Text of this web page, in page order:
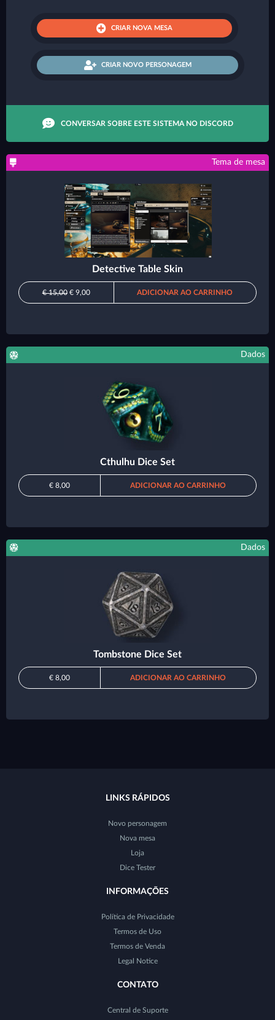
CRIAR NOVA MESA
CRIAR NOVO PERSONAGEM
CONVERSAR SOBRE ESTE SISTEMA NO DISCORD
Tema de mesa
Detective Table Skin
€ 15,00€ 9,00 ADICIONAR AO CARRINHO
Dados
Cthulhu Dice Set
€ 8,00 ADICIONAR AO CARRINHO
Dados
Tombstone Dice Set
€ 8,00 ADICIONAR AO CARRINHO
LINKS RÁPIDOS
Novo personagem
Nova mesa
Loja
Dice Tester
INFORMAÇÕES
Política de Privacidade
Termos de Uso
Termos de Venda
Legal Notice
CONTATO
Central de Suporte